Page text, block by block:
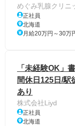
めぐみ乳腺クリニ
正社員
北海道
月給20万円～30万
「未経験OK」
間休日125日/駅
あり
株式会社Liyd
正社員
北海道